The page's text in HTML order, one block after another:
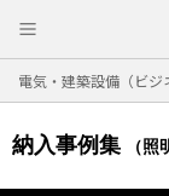
電気・建築設備（ビジ
納入事例集 （照